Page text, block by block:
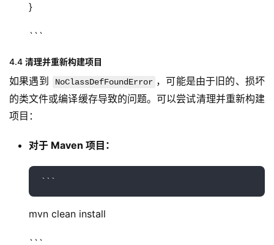
}
```
4.4 清理并重新构建项目
如果遇到 NoClassDefFoundError ，可能是由于旧的、损坏
的类文件或编译缓存导致的问题。可以尝试清理并重新构建
项目：
对于 Maven 项目：
mvn clean install